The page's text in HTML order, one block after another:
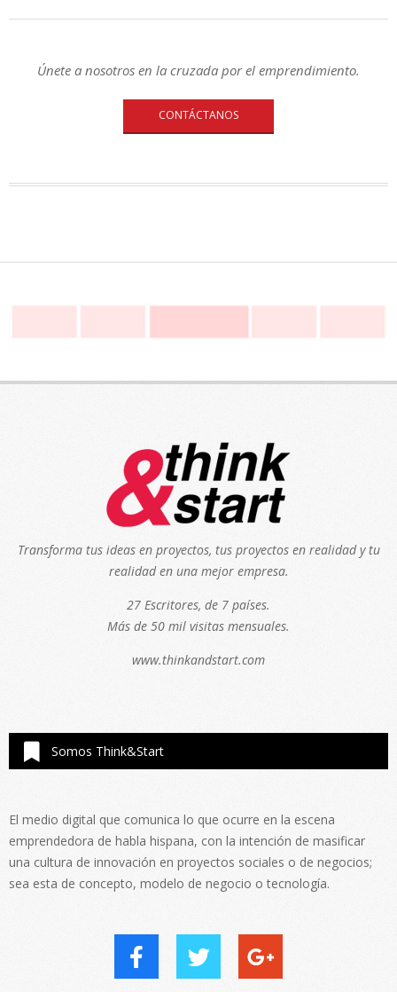
Únete a nosotros en la cruzada por el emprendimiento.
CONTÁCTANOS
Transforma tus ideas en proyectos, tus proyectos en realidad y tu
realidad en una mejor empresa.
27 Escritores, de 7 países.
Más de 50 mil visitas mensuales.
www.thinkandstart.com
Somos Think&Start
El medio digital que comunica lo que ocurre en la escena
emprendedora de habla hispana, con la intención de masificar
una cultura de innovación en proyectos sociales o de negocios;
sea esta de concepto, modelo de negocio o tecnología.